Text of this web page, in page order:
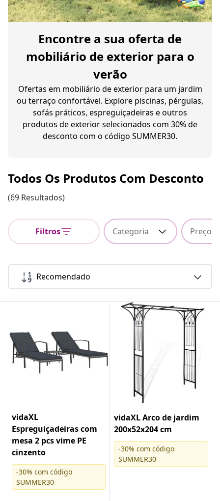
Encontre a sua oferta de
mobiliário de exterior para o
verão
Ofertas em mobiliário de exterior para um jardim
ou terraço confortável. Explore piscinas, pérgulas,
sofás práticos, espreguiçadeiras e outros
produtos de exterior selecionados com 30% de
desconto com o código SUMMER30.
Todos Os Produtos Com Desconto
(69 Resultados)
Filtros Categoria Preço
Recomendado
vidaXL
Espreguiçadeiras com
mesa 2 pcs vime PE
cinzento
-30% com código
SUMMER30
vidaXL Arco de jardim
200x52x204 cm
-30% com código
SUMMER30